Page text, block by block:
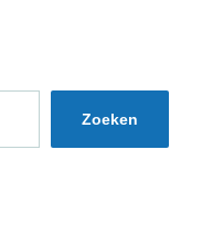
Zoeken